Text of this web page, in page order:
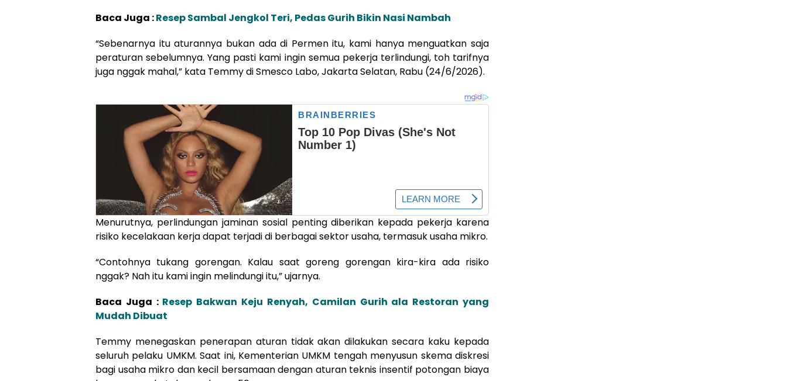
Baca Juga :Resep Sambal Jengkol Teri, Pedas Gurih Bikin Nasi Nambah
“Sebenarnya itu aturannya bukan ada di Permen itu, kami hanya menguatkan saja
peraturan sebelumnya. Yang pasti kami ingin semua pekerja terlindungi, toh tarifnya
juga nggak mahal,” kata Temmy di Smesco Labo, Jakarta Selatan, Rabu (24/6/2026).
Menurutnya, perlindungan jaminan sosial penting diberikan kepada pekerja karena
risiko kecelakaan kerja dapat terjadi di berbagai sektor usaha, termasuk usaha mikro.
“Contohnya tukang gorengan. Kalau saat goreng gorengan kira-kira ada risiko
nggak? Nah itu kami ingin melindungi itu,” ujarnya.
Baca Juga : Resep Bakwan Keju Renyah, Camilan Gurih ala Restoran yang
Mudah Dibuat
Temmy menegaskan penerapan aturan tidak akan dilakukan secara kaku kepada
seluruh pelaku UMKM. Saat ini, Kementerian UMKM tengah menyusun skema diskresi
bagi usaha mikro dan kecil bersamaan dengan aturan teknis insentif potongan biaya